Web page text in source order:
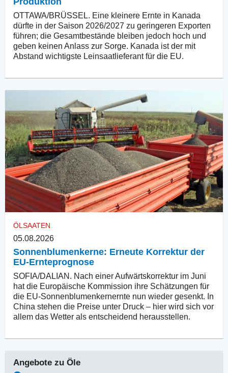
OTTAWA/BRÜSSEL. Eine kleinere Ernte in Kanada
dürfte in der Saison 2026/2027 zu geringeren Exporten
führen; die Gesamtbestände bleiben jedoch hoch und
geben keinen Anlass zur Sorge. Kanada ist der mit
Abstand wichtigste Leinsaatlieferant für die EU.
ÖLSAATEN
05.08.2026
Sonnenblumenkerne: Erneute Korrektur der
EU-Ernteprognose
SOFIA/DALIAN. Nach einer Aufwärtskorrektur im Juni
hat die Europäische Kommission ihre Schätzungen für
die EU-Sonnenblumenkernernte nun wieder gesenkt. In
China stehen die Preise unter Druck – hier wird sich vor
allem das Wetter als entscheidend herausstellen.
Angebote zu Öle